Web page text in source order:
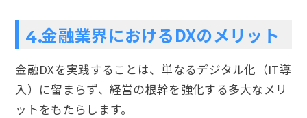
4.金融業界におけるDXのメリット
金融DXを実践することは、単なるデジタル化（IT導
入）に留まらず、経営の根幹を強化する多大なメリ
ットをもたらします。